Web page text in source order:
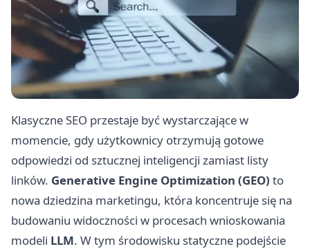
Klasyczne SEO przestaje być wystarczające w
momencie, gdy użytkownicy otrzymują gotowe
odpowiedzi od sztucznej inteligencji zamiast listy
linków. Generative Engine Optimization (GEO) to
nowa dziedzina marketingu, która koncentruje się na
budowaniu widoczności w procesach wnioskowania
modeli LLM. W tym środowisku statyczne podejście